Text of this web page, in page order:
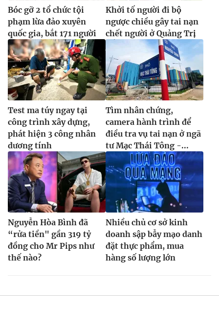
Bóc gỡ 2 tổ chức tội
phạm lừa đảo xuyên
quốc gia, bắt 171 người
Khởi tố người đi bộ
ngược chiều gây tai nạn
chết người ở Quảng Trị
Test ma túy ngay tại
công trình xây dựng,
phát hiện 3 công nhân
dương tính
Tìm nhân chứng,
camera hành trình để
điều tra vụ tai nạn ở ngã
tư Mạc Thái Tông -...
Nguyễn Hòa Bình đã
“rửa tiền" gần 319 tỷ
đồng cho Mr Pips như
thế nào?
Nhiều chủ cơ sở kinh
doanh sập bẫy mạo danh
đặt thực phẩm, mua
hàng số lượng lớn